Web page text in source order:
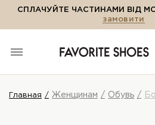
СПЛАЧУЙТЕ ЧАСТИНАМИ ВІД
замовити
Главная Женщинам Обувь